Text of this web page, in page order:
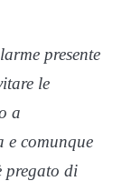
presente
le
a
e comunque
pregato di